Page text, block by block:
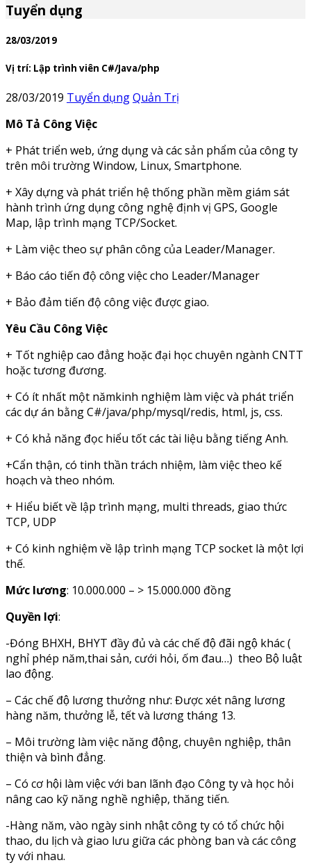
Tuyển dụng
28/03/2019
Vị trí: Lập trình viên C#/Java/php
28/03/2019 Tuyển dụngQuản Trị
Mô Tả Công Việc
+ Phát triển web, ứng dụng và các sản phẩm của công ty
trên môi trường Window, Linux, Smartphone.
+ Xây dựng và phát triển hệ thống phần mềm giám sát
hành trình ứng dụng công nghệ định vị GPS, Google
Map, lập trình mạng TCP/Socket.
+ Làm việc theo sự phân công của Leader/Manager.
+ Báo cáo tiến độ công việc cho Leader/Manager
+ Bảo đảm tiến độ công việc được giao.
Yêu Cầu Công Việc
+ Tốt nghiệp cao đẳng hoặc đại học chuyên ngành CNTT
hoặc tương đương.
+ Có ít nhất một nămkinh nghiệm làm việc và phát triển
các dự án bằng C#/java/php/mysql/redis, html, js, css.
+ Có khả năng đọc hiểu tốt các tài liệu bằng tiếng Anh.
+Cẩn thận, có tinh thần trách nhiệm, làm việc theo kế
hoạch và theo nhóm.
+ Hiểu biết về lập trình mạng, multi threads, giao thức
TCP, UDP
+ Có kinh nghiệm về lập trình mạng TCP socket là một lợi
thế.
Mức lương: 10.000.000 – > 15.000.000 đồng
Quyền lợi:
-Đóng BHXH, BHYT đầy đủ và các chế độ đãi ngộ khác (
nghỉ phép năm,thai sản, cưới hỏi, ốm đau…) theo Bộ luật
lao động.
– Các chế độ lương thưởng như: Được xét nâng lương
hàng năm, thưởng lễ, tết và lương tháng 13.
– Môi trường làm việc năng động, chuyên nghiệp, thân
thiện và bình đẳng.
– Có cơ hội làm việc với ban lãnh đạo Công ty và học hỏi
nâng cao kỹ năng nghề nghiệp, thăng tiến.
-Hàng năm, vào ngày sinh nhật công ty có tổ chức hội
thao, du lịch và giao lưu giữa các phòng ban và các công
ty với nhau.